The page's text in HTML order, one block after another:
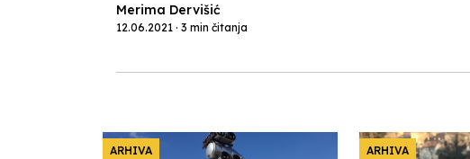
Merima Dervišić
12.06.2021 · 3 min čitanja
ARHIVA ARHIVA